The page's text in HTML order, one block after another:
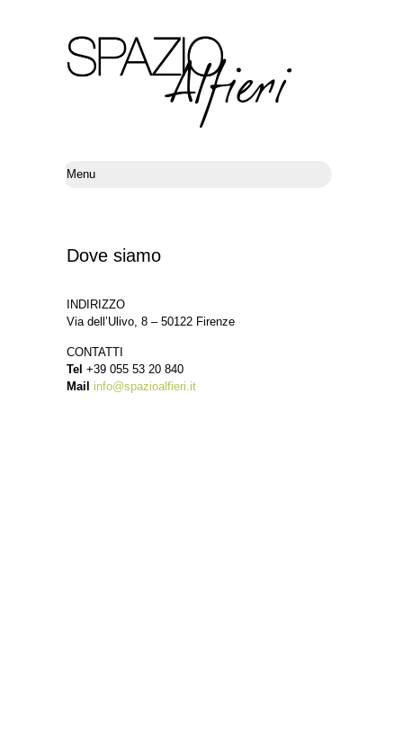
Dove siamo
INDIRIZZO
Via dell’Ulivo, 8 – 50122 Firenze
CONTATTI
Tel +39 055 53 20 840
Mail
info@spazioalfieri.it